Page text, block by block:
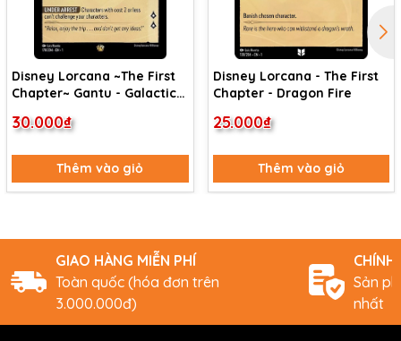
Disney Lorcana ~The First
Chapter~ Gantu - Galactic
(178/204)
30.000₫
Thêm vào giỏ
Disney Lorcana - The First
Chapter - Dragon Fire
25.000₫
Thêm vào giỏ
GIAO HÀNG MIỄN PHÍ
Toàn quốc (hóa đơn trên
3.000.000đ)
CHÍNH
Sản
nhất